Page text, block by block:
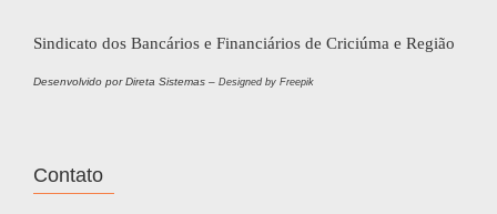
Sindicato dos Bancários e Financiários de Criciúma e Região
Desenvolvido por Direta Sistemas – Designed by Freepik
Contato